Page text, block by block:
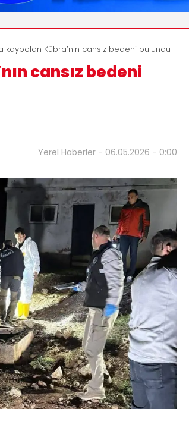
kaybolan Kübra’nın cansız bedeni bulundu
cansız bedeni
Yerel Haberler - 06.05.2026 - 0:00